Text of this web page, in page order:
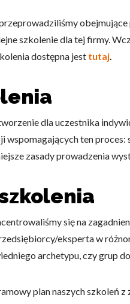
szkolenie dla tej firmy.
dostępna jest tutaj.
dla uczestnika
wspomagających ten
zasady prowadzenia
się na
eksperta w
archetypu, czy grup
plan naszych szkoleń